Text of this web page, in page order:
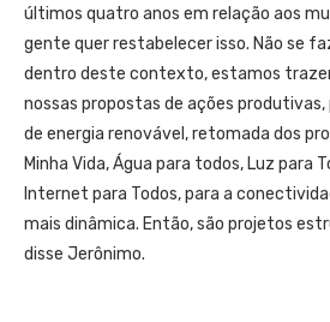
últimos quatro anos em relação aos
gente quer restabelecer isso. Não se
dentro deste contexto, estamos
nossas propostas de ações
de energia renovável, retomada dos
Minha Vida, Água para todos, Luz para
Internet para Todos, para a
mais dinâmica. Então, são projetos
disse Jerônimo.